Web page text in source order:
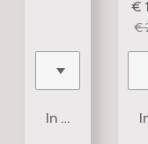
In winkelwagen
€
€